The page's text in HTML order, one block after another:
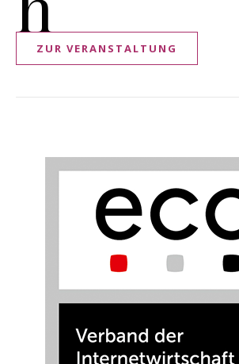
ZUR VERANSTALTUNG